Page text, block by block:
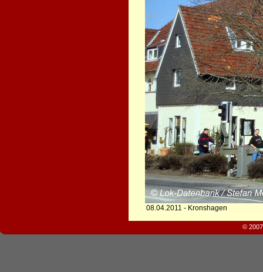
08.04.2011 - Kronshagen
©